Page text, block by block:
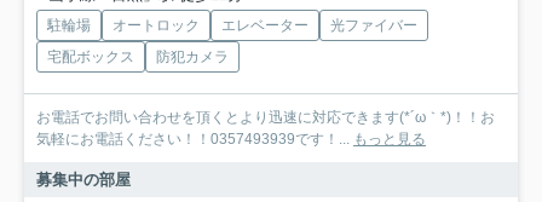
駐輪場 オートロック エレベーター
光ファイバー
宅配ボックス
防犯カメラ
お電話でお問い合わせを頂くとより迅速に対応できます(*´ω｀*)！！お
気軽にお電話ください！！0357493939です！... もっと見る
募集中の部屋